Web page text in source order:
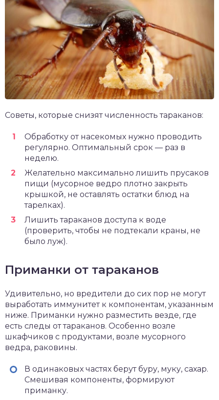
Советы, которые снизят численность тараканов:
Обработку от насекомых нужно проводить
регулярно. Оптимальный срок — раз в
неделю.
Желательно максимально лишить прусаков
пищи (мусорное ведро плотно закрыть
крышкой, не оставлять остатки блюд на
тарелках).
Лишить тараканов доступа к воде
(проверить, чтобы не подтекали краны, не
было луж).
Приманки от тараканов
Удивительно, но вредители до сих пор не могут
выработать иммунитет к компонентам, указанным
ниже. Приманки нужно разместить везде, где
есть следы от тараканов. Особенно возле
шкафчиков с продуктами, возле мусорного
ведра, раковины.
В одинаковых частях берут буру, муку, сахар.
Смешивая компоненты, формируют
приманку.